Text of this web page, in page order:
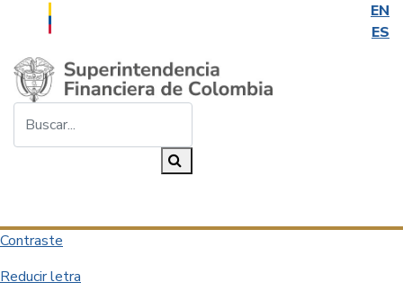
EN
ES
Saltar al contenido principal
Contraste
Reducir letra